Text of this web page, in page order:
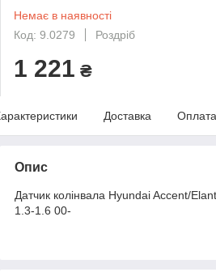
Немає в наявності
Код: 9.0279
Роздріб
1 221 ₴
Доставка Оплата
Опис
Датчик колінвала Hyundai Accent/
1.3-1.6 00-